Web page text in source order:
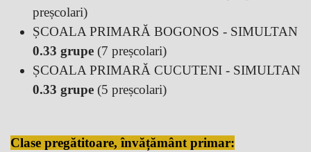
preșcolari)
ȘCOALA PRIMARĂ BOGONOS - SIMULTAN
0.33 grupe (7 preșcolari)
ȘCOALA PRIMARĂ CUCUTENI - SIMULTAN
0.33 grupe (5 preșcolari)
Clase pregătitoare, învățământ primar: